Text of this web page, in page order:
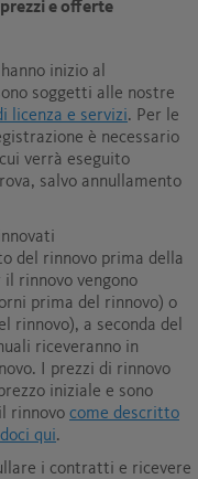
e offerte
inizio al
soggetti alle nostre
licenza e servizi. Per le
è necessario
verrà eseguito
salvo annullamento
del rinnovo prima della
rinnovo vengono
prima del rinnovo) o
rinnovo), a seconda del
riceveranno in
I prezzi di rinnovo
iniziale e sono
rinnovo come descritto
qui.
i contratti e ricevere